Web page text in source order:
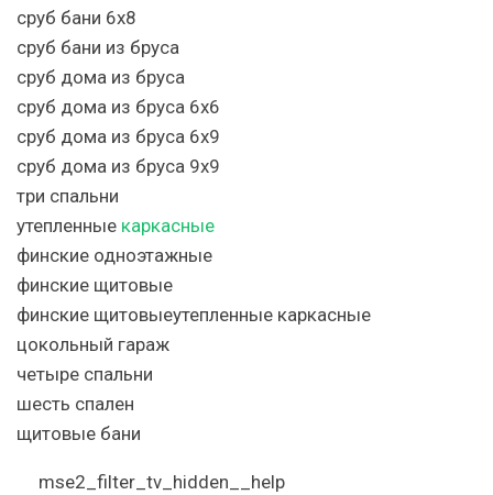
сруб бани 6х8
сруб бани из бруса
сруб дома из бруса
сруб дома из бруса 6х6
сруб дома из бруса 6х9
сруб дома из бруса 9х9
три спальни
утепленные каркасные
финские одноэтажные
финские щитовые
финские щитовыеутепленные каркасные
цокольный гараж
четыре спальни
шесть спален
щитовые бани
mse2_filter_tv_hidden__help